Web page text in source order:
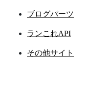
ブログパーツ
ランこれAPI
その他サイト